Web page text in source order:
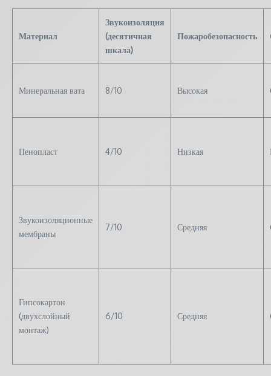
Материал
Звукоизоляция
(десятичная
шкала)
Пожаробезопасность
Минеральная вата 8/10 Высокая
Пенопласт 4/10 Низкая
Звукоизоляционные
мембраны
7/10 Средняя
Гипсокартон
(двухслойный
монтаж)
6/10 Средняя